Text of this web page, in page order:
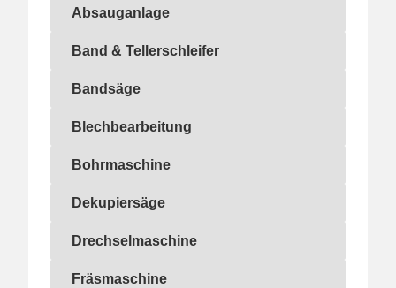
Absauganlage
Absauganlage
Band & Tellerschleifer
Band & Tellerschleifer
Bandsäge
Bandsäge
Blechbearbeitung
Blechbearbeitung
Bohrmaschine
Bohrmaschine
Dekupiersäge
Dekupiersäge
Drechselmaschine
Drechselmaschine
Fräsmaschine
Fräsmaschine